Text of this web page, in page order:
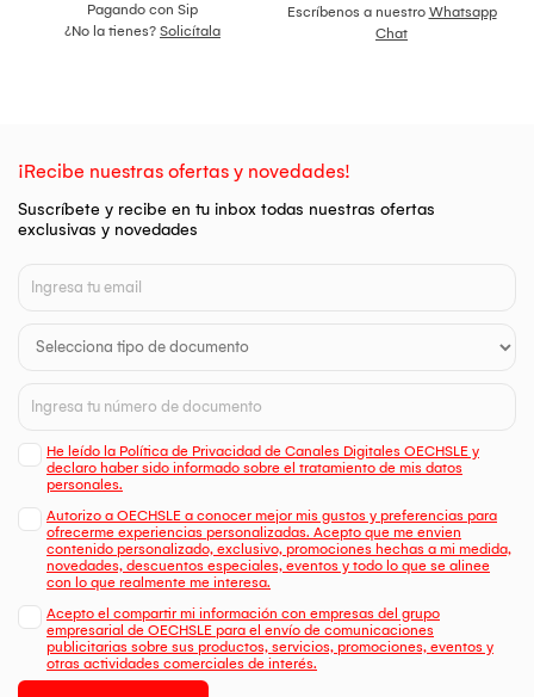
Pagando con Sip
¿No la tienes? Solicítala
Escríbenos a nuestro Whatsapp
Chat
¡Recibe nuestras ofertas y novedades!
Suscríbete y recibe en tu inbox todas nuestras ofertas
exclusivas y novedades
He leído la Política de Privacidad de Canales Digitales OECHSLE y
declaro haber sido informado sobre el tratamiento de mis datos
personales.
Autorizo a OECHSLE a conocer mejor mis gustos y preferencias para
ofrecerme experiencias personalizadas. Acepto que me envien
contenido personalizado, exclusivo, promociones hechas a mi medida,
novedades, descuentos especiales, eventos y todo lo que se alinee
con lo que realmente me interesa.
Acepto el compartir mi información con empresas del grupo
empresarial de OECHSLE para el envío de comunicaciones
publicitarias sobre sus productos, servicios, promociones, eventos y
otras actividades comerciales de interés.